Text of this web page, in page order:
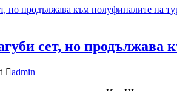
сет, но продължава
admin